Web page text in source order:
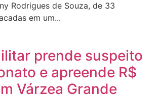
Rodrigues de Souza, de 33
em um...
prende suspeito
e apreende R$
Várzea Grande